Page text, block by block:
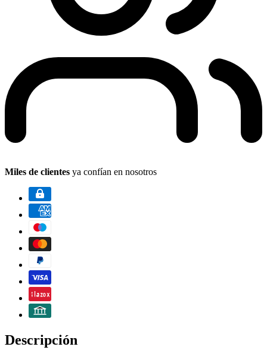
Miles de clientes ya confían en nosotros
Descripción